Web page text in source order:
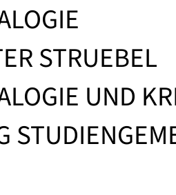
STRUEBEL
UND